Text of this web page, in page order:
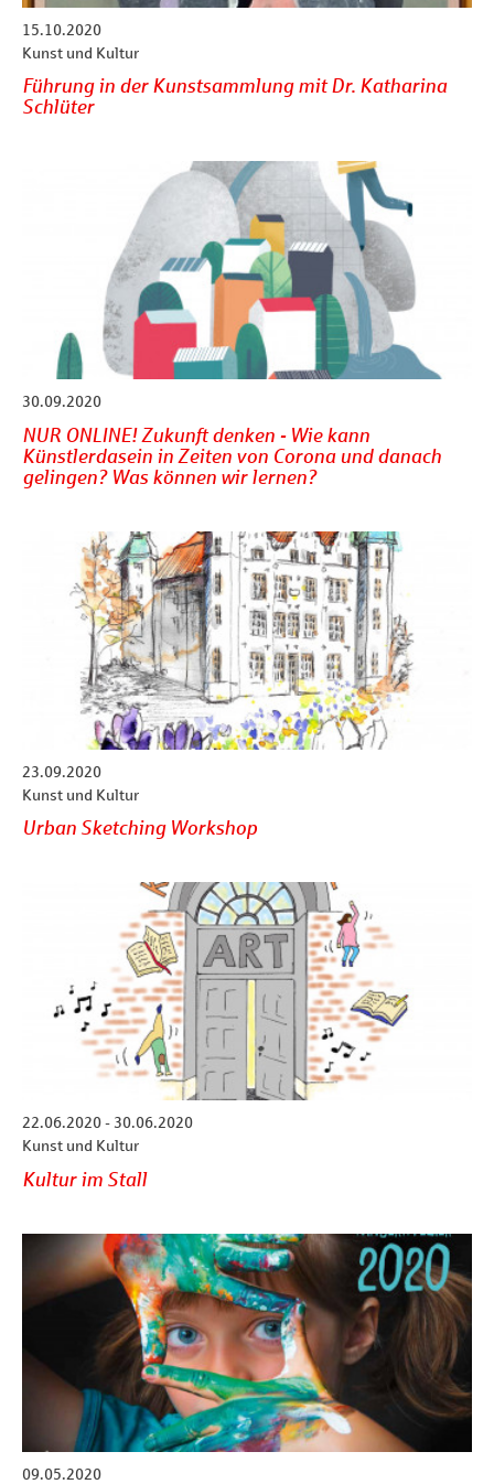
15.10.2020
Kunst und Kultur
Führung in der Kunstsammlung mit Dr. Katharina
Schlüter
30.09.2020
NUR ONLINE! Zukunft denken - Wie kann
Künstlerdasein in Zeiten von Corona und danach
gelingen? Was können wir lernen?
23.09.2020
Kunst und Kultur
Urban Sketching Workshop
22.06.2020 - 30.06.2020
Kunst und Kultur
Kultur im Stall
09.05.2020